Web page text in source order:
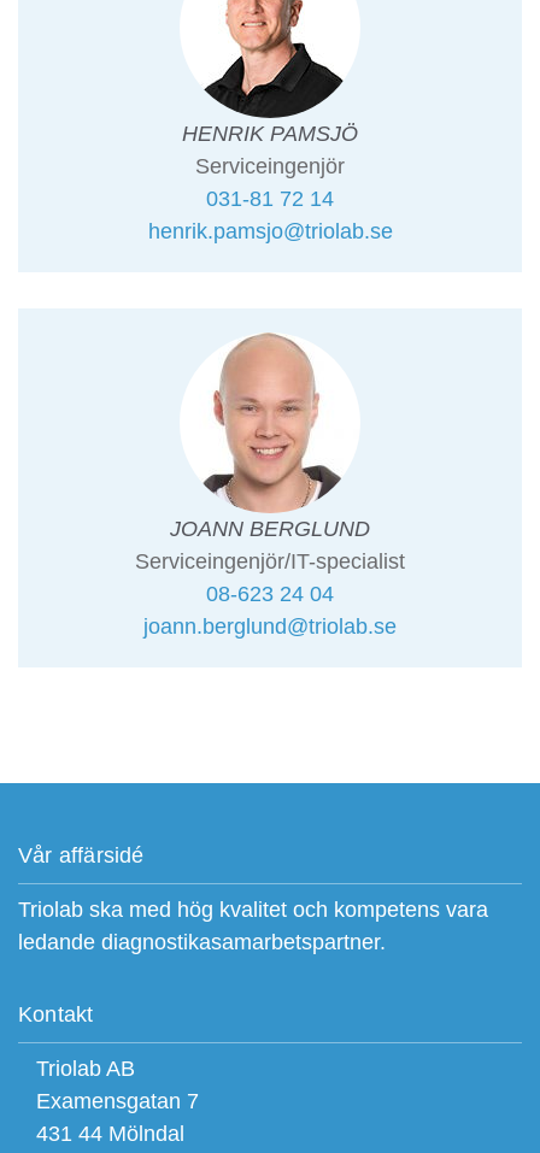
HENRIK PAMSJÖ
Serviceingenjör
031-81 72 14
henrik.pamsjo@triolab.se
JOANN BERGLUND
Serviceingenjör/IT-specialist
08-623 24 04
joann.berglund@triolab.se
Vår affärsidé
Triolab ska med hög kvalitet och kompetens vara
ledande diagnostikasamarbetspartner.
Kontakt
Triolab AB
Examensgatan 7
431 44 Mölndal